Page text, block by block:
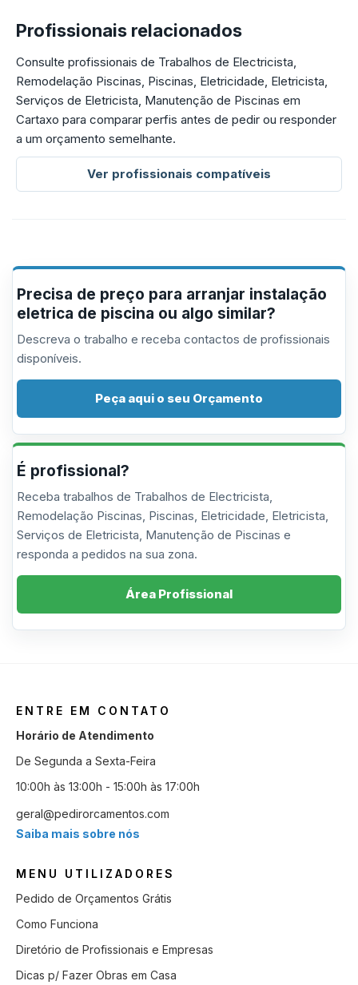
Profissionais relacionados
Consulte profissionais de Trabalhos de Electricista,
Remodelação Piscinas, Piscinas, Eletricidade, Eletricista,
Serviços de Eletricista, Manutenção de Piscinas em
Cartaxo para comparar perfis antes de pedir ou responder
a um orçamento semelhante.
Ver profissionais compatíveis
Precisa de preço para arranjar instalação
eletrica de piscina ou algo similar?
Descreva o trabalho e receba contactos de profissionais
disponíveis.
Peça aqui o seu Orçamento
É profissional?
Receba trabalhos de Trabalhos de Electricista,
Remodelação Piscinas, Piscinas, Eletricidade, Eletricista,
Serviços de Eletricista, Manutenção de Piscinas e
responda a pedidos na sua zona.
Área Profissional
ENTRE EM CONTATO
Horário de Atendimento
De Segunda a Sexta-Feira
10:00h às 13:00h - 15:00h às 17:00h
geral@pedirorcamentos.com
Saiba mais sobre nós
MENU UTILIZADORES
Pedido de Orçamentos Grátis
Como Funciona
Diretório de Profissionais e Empresas
Dicas p/ Fazer Obras em Casa